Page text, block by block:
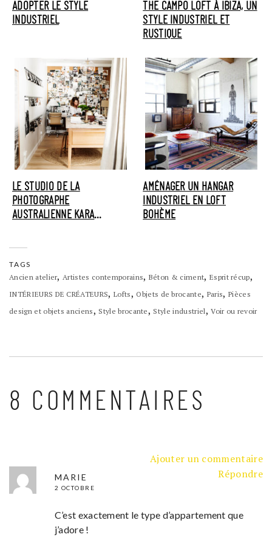
ADOPTER LE STYLE
INDUSTRIEL
THE CAMPO LOFT À IBIZA, UN
STYLE INDUSTRIEL ET
RUSTIQUE
LE STUDIO DE LA
PHOTOGRAPHE
AUSTRALIENNE KARA
AMÉNAGER UN HANGAR
INDUSTRIEL EN LOFT
BOHÈME
TAGS
Ancien atelier,Artistes contemporains, Béton & ciment, Esprit récup,
INTÉRIEURS DE CRÉATEURS,Lofts, Objets de brocante, Paris, Pièces
design et objets anciens, Style brocante, Style industriel,Voir ou revoir
8 COMMENTAIRES
Ajouter un commentaire
MARIE
2 OCTOBRE
Répondre
C’est exactement le type d’appartement que
j’adore !